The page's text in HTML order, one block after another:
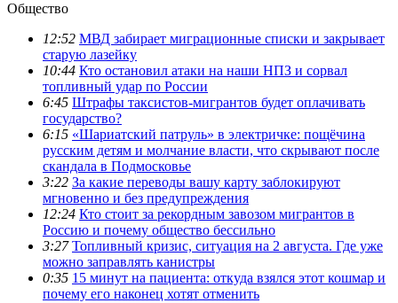
Общество
12:52 МВД забирает миграционные списки и закрывает
старую лазейку
10:44 Кто остановил атаки на наши НПЗ и сорвал
топливный удар по России
6:45 Штрафы таксистов-мигрантов будет оплачивать
государство?
6:15 «Шариатский патруль» в электричке: пощёчина
русским детям и молчание власти, что скрывают после
скандала в Подмосковье
3:22 За какие переводы вашу карту заблокируют
мгновенно и без предупреждения
12:24 Кто стоит за рекордным завозом мигрантов в
Россию и почему общество бессильно
3:27 Топливный кризис, ситуация на 2 августа. Где уже
можно заправлять канистры
0:35 15 минут на пациента: откуда взялся этот кошмар и
почему его наконец хотят отменить